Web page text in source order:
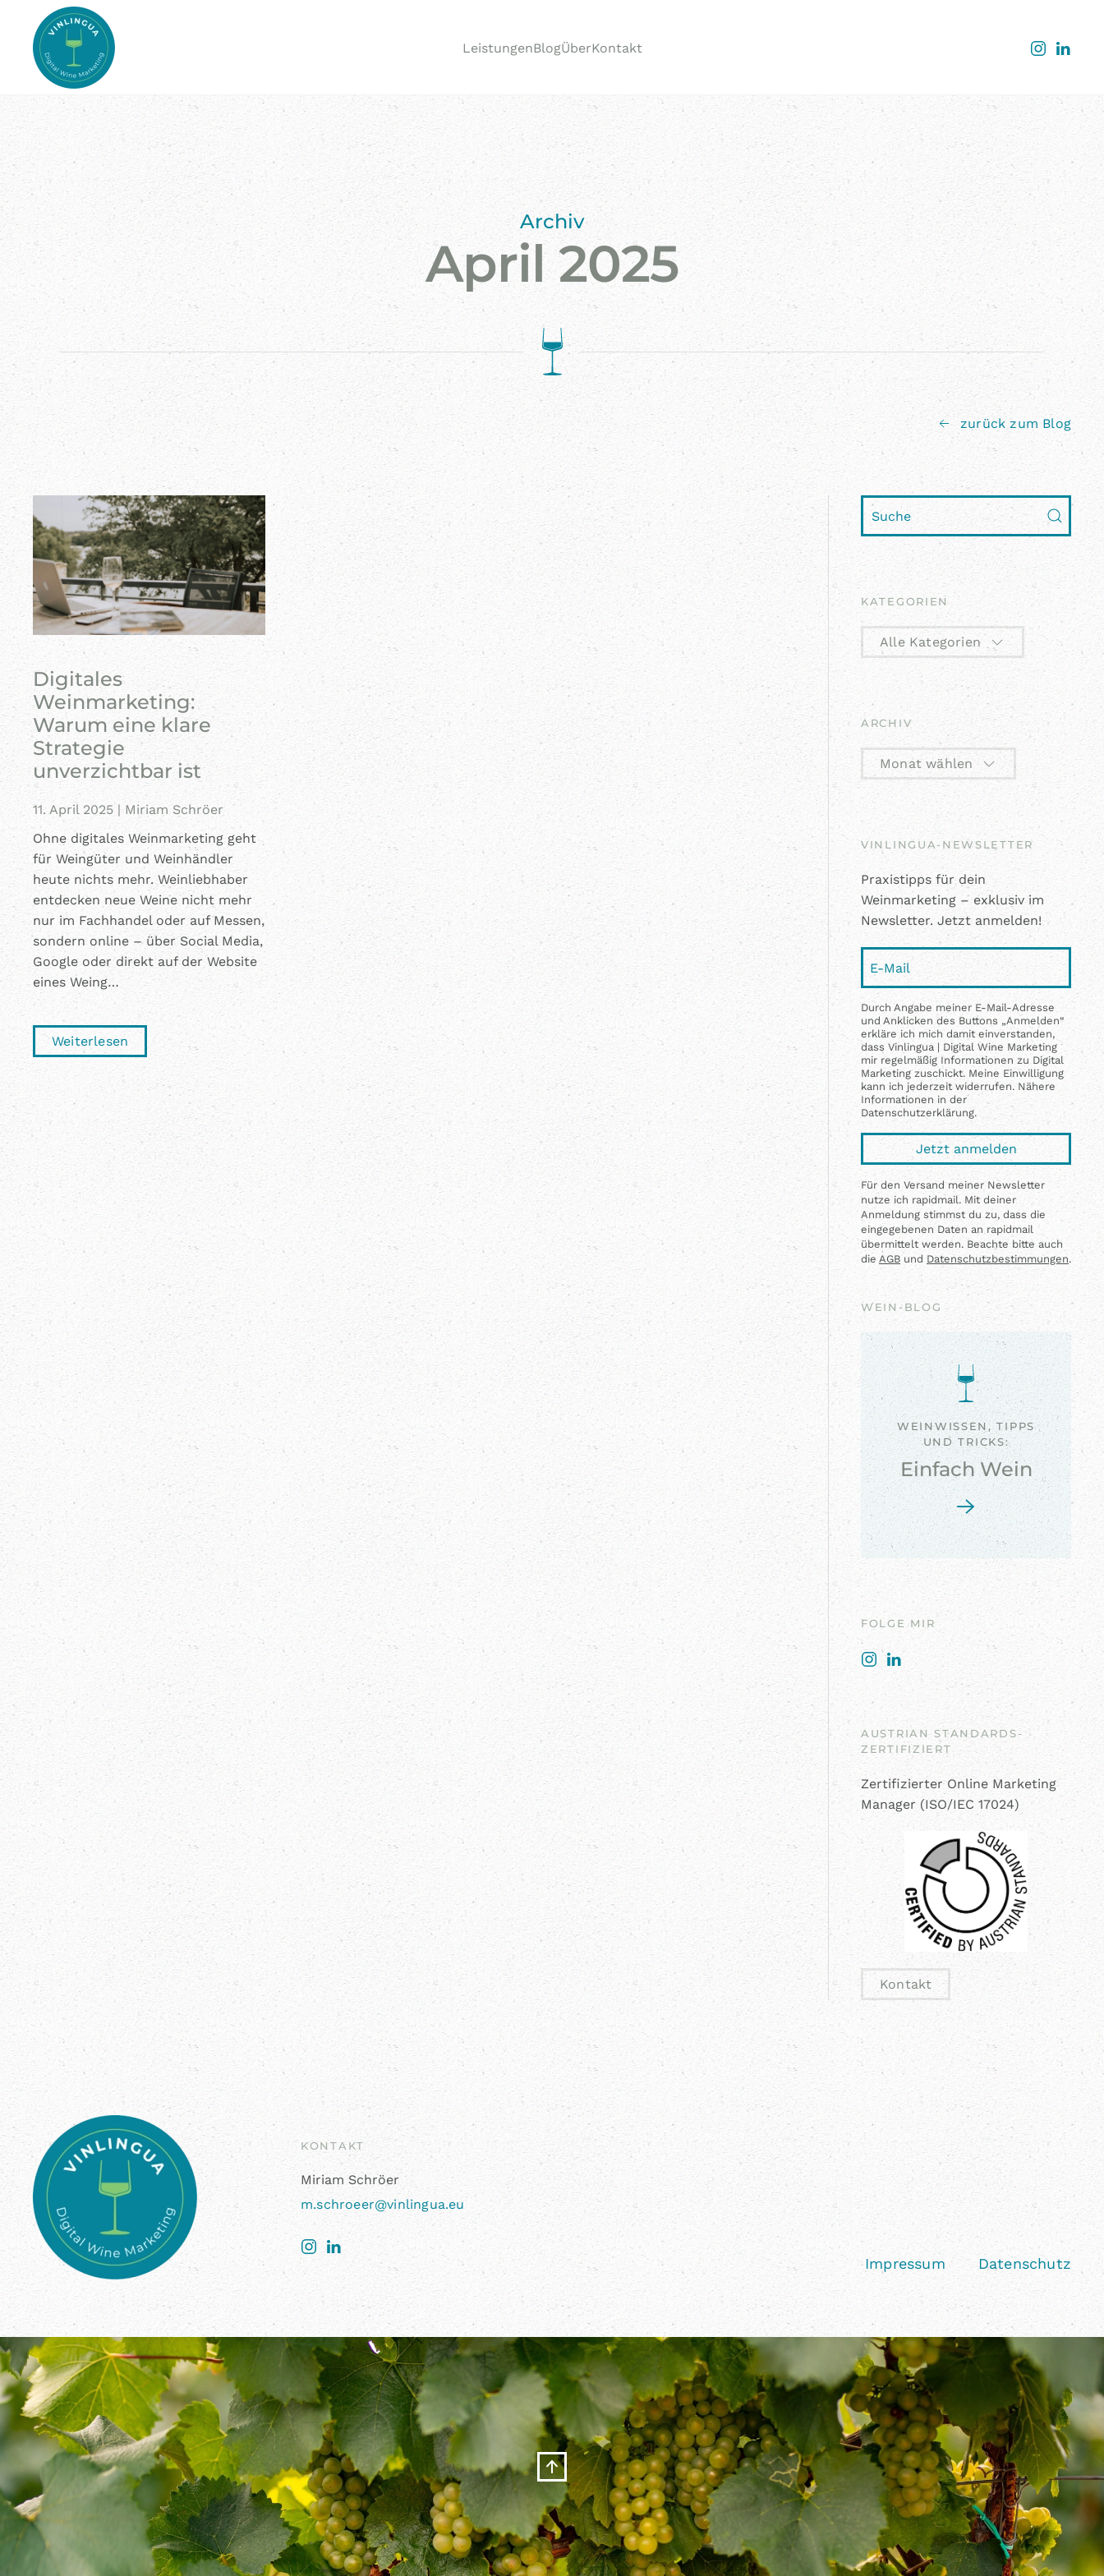
Skip to main content LeistungenBlogÜberKontakt
Archiv
April 2025
zurück zum Blog
Digitales
Weinmarketing:
Warum eine klare
Strategie
unverzichtbar ist
11. April 2025 | Miriam Schröer
Ohne digitales Weinmarketing geht
für Weingüter und Weinhändler
heute nichts mehr. Weinliebhaber
entdecken neue Weine nicht mehr
nur im Fachhandel oder auf Messen,
sondern online – über Social Media,
Google oder direkt auf der Website
eines Weing…
Weiterlesen
KATEGORIEN
Alle Kategorien
ARCHIV
Monat wählen
VINLINGUA-NEWSLETTER
Praxistipps für dein
Weinmarketing – exklusiv im
Newsletter. Jetzt anmelden!
Durch Angabe meiner E-Mail-Adresse
und Anklicken des Buttons „Anmelden“
erkläre ich mich damit einverstanden,
dass Vinlingua | Digital Wine Marketing
mir regelmäßig Informationen zu Digital
Marketing zuschickt. Meine Einwilligung
kann ich jederzeit widerrufen. Nähere
Informationen in der
Datenschutzerklärung.
Jetzt anmelden
Für den Versand meiner Newsletter
nutze ich rapidmail. Mit deiner
Anmeldung stimmst du zu, dass die
eingegebenen Daten an rapidmail
übermittelt werden. Beachte bitte auch
die AGB und Datenschutzbestimmungen.
WEIN-BLOG
WEINWISSEN, TIPPS
UND TRICKS:
Einfach Wein
FOLGE MIR
AUSTRIAN STANDARDS-
ZERTIFIZIERT
Zertifizierter Online Marketing
Manager (ISO/IEC 17024)
Kontakt
KONTAKT
Miriam Schröer
m.schroeer@vinlingua.eu
Impressum Datenschutz